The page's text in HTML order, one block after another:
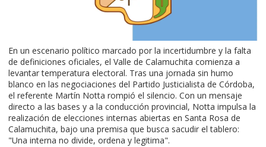
En un escenario político marcado por la incertidumbre y la falta
de definiciones oficiales, el Valle de Calamuchita comienza a
levantar temperatura electoral. Tras una jornada sin humo
blanco en las negociaciones del Partido Justicialista de Córdoba,
el referente Martín Notta rompió el silencio. Con un mensaje
directo a las bases y a la conducción provincial, Notta impulsa la
realización de elecciones internas abiertas en Santa Rosa de
Calamuchita, bajo una premisa que busca sacudir el tablero:
"Una interna no divide, ordena y legitima".